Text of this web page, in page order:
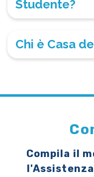
Studente?
Chi è Casa
Compila il